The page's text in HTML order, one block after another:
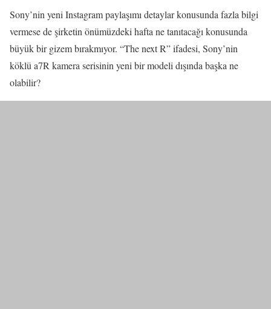
Sony’nin yeni Instagram paylaşımı detaylar konusunda fazla bilgi
vermese de şirketin önümüzdeki hafta ne tanıtacağı konusunda
büyük bir gizem bırakmıyor. “The next R” ifadesi, Sony’nin
köklü a7R kamera serisinin yeni bir modeli dışında başka ne
olabilir?